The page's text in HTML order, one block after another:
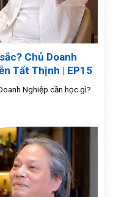
Chủ Doanh
Tất Thịnh | EP15
Nghiệp cần học gì?